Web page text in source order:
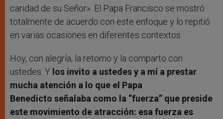
caridad de su Señor». El Papa Francisco se mostró
totalmente de acuerdo con este enfoque y lo repitió
en varias ocasiones en diferentes contextos.
Hoy, con alegría, la retomo y la comparto con
ustedes. Y los invito a ustedes y a mí a prestar
mucha atención a lo que el Papa
Benedicto señalaba como la “fuerza” que preside
este movimiento de atracción: esa fuerza es